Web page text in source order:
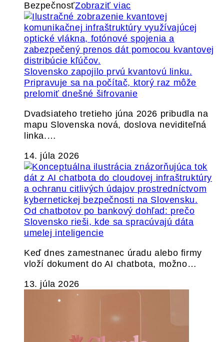
BezpečnosťZobraziť viac
Slovensko zapojilo prvú kvantovú linku.
Pripravuje sa na počítač, ktorý raz môže
prelomiť dnešné šifrovanie
Dvadsiateho tretieho júna 2026 pribudla na
mapu Slovenska nová, doslova neviditeľná
linka.…
14. júla 2026
Od chatbotov po bankový dohľad: prečo
Slovensko rieši, kde sa spracúvajú dáta
umelej inteligencie
Keď dnes zamestnanec úradu alebo firmy
vloží dokument do AI chatbota, možno…
13. júla 2026